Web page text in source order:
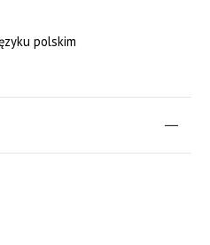
polskim